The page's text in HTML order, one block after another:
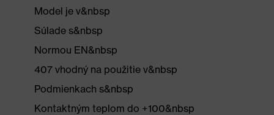
Model je v&nbsp
Súlade s&nbsp
Normou EN&nbsp
407 vhodný na použitie v&nbsp
Podmienkach s&nbsp
Kontaktným teplom do +100&nbsp